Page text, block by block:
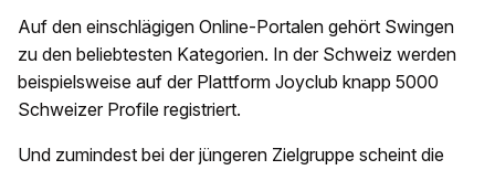
Auf den einschlägigen Online-Portalen gehört Swingen
zu den beliebtesten Kategorien. In der Schweiz werden
beispielsweise auf der Plattform Joyclub knapp 5000
Schweizer Profile registriert.
Und zumindest bei der jüngeren Zielgruppe scheint die